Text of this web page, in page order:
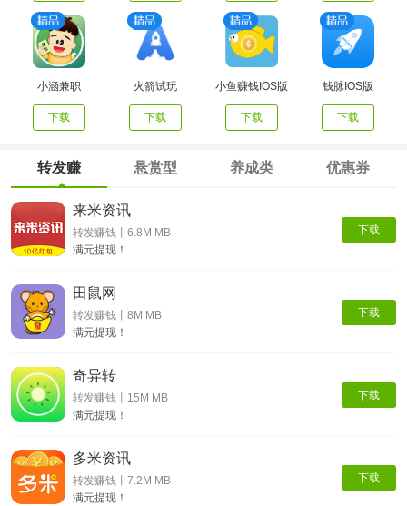
小涵兼职
下载
火箭试玩
下载
小鱼赚钱IOS版
下载
钱脉IOS版
下载
转发赚 悬赏型 养成类 优惠券
下载
来米资讯
转发赚钱丨6.8M MB
满元提现！
下载
田鼠网
转发赚钱丨8M MB
满元提现！
下载
奇异转
转发赚钱丨15M MB
满元提现！
下载
多米资讯
转发赚钱丨7.2M MB
满元提现！